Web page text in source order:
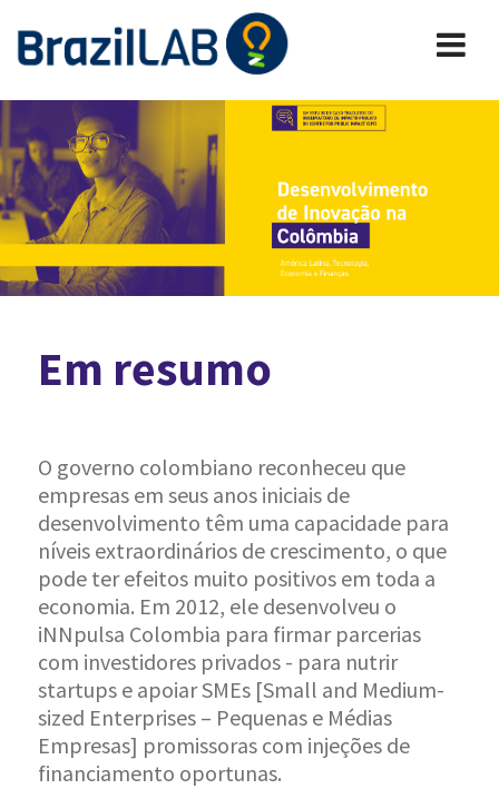
Em resumo
O governo colombiano reconheceu que
empresas em seus anos iniciais de
desenvolvimento têm uma capacidade para
níveis extraordinários de crescimento, o que
pode ter efeitos muito positivos em toda a
economia. Em 2012, ele desenvolveu o
iNNpulsa Colombia para firmar parcerias
com investidores privados - para nutrir
startups e apoiar SMEs [Small and Medium-
sized Enterprises – Pequenas e Médias
Empresas] promissoras com injeções de
financiamento oportunas.